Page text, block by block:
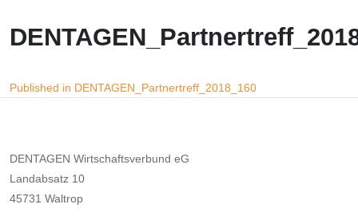
Beitragsnavigation
Published in DENTAGEN_Partnertreff_2018_160
DENTAGEN Wirtschaftsverbund eG
Landabsatz 10
45731 Waltrop